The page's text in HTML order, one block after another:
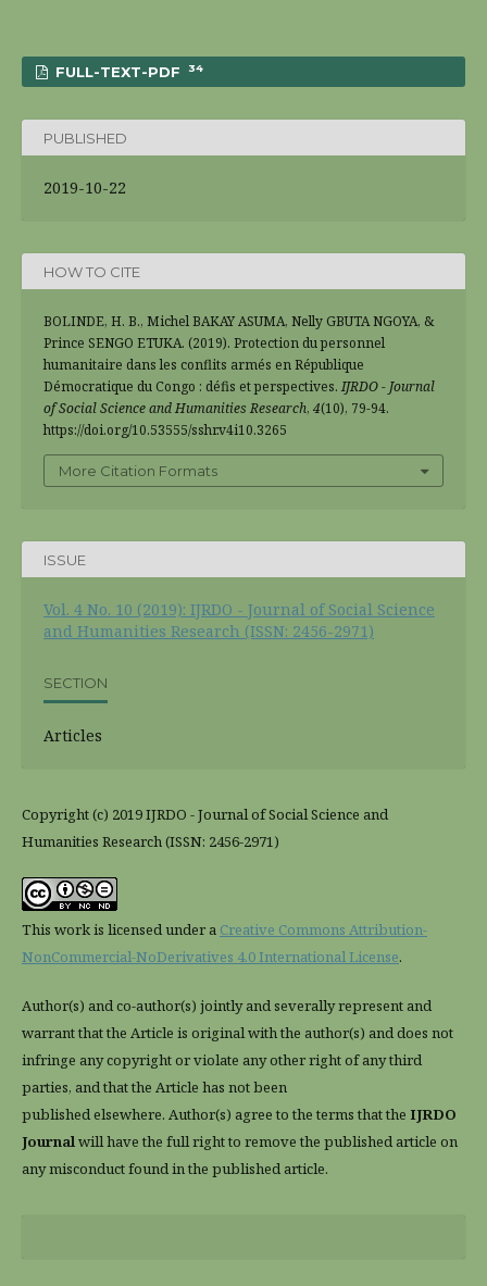
FULL-TEXT-PDF 34
PUBLISHED
2019-10-22
HOW TO CITE
BOLINDE, H. B., Michel BAKAY ASUMA, Nelly GBUTA NGOYA, &
Prince SENGO ETUKA. (2019). Protection du personnel
humanitaire dans les conflits armés en République
Démocratique du Congo : défis et perspectives. IJRDO - Journal
of Social Science and Humanities Research, 4(10), 79-94.
https://doi.org/10.53555/sshr.v4i10.3265
More Citation Formats
ISSUE
Vol. 4 No. 10 (2019): IJRDO - Journal of Social Science
and Humanities Research (ISSN: 2456-2971)
SECTION
Articles
Copyright (c) 2019 IJRDO - Journal of Social Science and
Humanities Research (ISSN: 2456-2971)
This work is licensed under a Creative Commons Attribution-
NonCommercial-NoDerivatives 4.0 International License.
Author(s) and co-author(s) jointly and severally represent and
warrant that the Article is original with the author(s) and does not
infringe any copyright or violate any other right of any third
parties, and that the Article has not been
published elsewhere. Author(s) agree to the terms that the IJRDO
Journalwill have the full right to remove the published article on
any misconduct found in the published article.